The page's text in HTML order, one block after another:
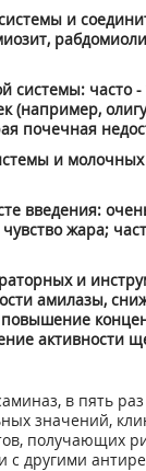
и
системы: часто
(например,
почечная
и молочных
введения:
жара;
и
амилазы,
повышение
активности
в пять
значений,
получающих
с другими